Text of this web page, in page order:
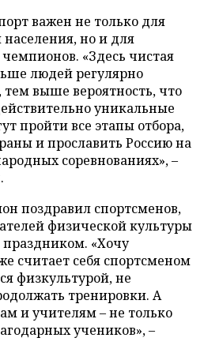
важен не только для
но и для
«Здесь чистая
людей регулярно
выше вероятность, что
уникальные
пройти все этапы отбора,
и прославить Россию на
соревнованиях», –
поздравил спортсменов,
физической культуры
«Хочу
считает себя спортсменом
физкультурой, не
тренировки. А
и учителям – не только
учеников», –